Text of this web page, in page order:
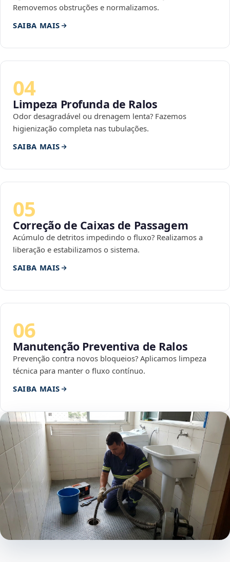
Removemos obstruções e normalizamos.
SAIBA MAIS
04
Limpeza Profunda de Ralos
Odor desagradável ou drenagem lenta? Fazemos
higienização completa nas tubulações.
SAIBA MAIS
05
Correção de Caixas de Passagem
Acúmulo de detritos impedindo o fluxo? Realizamos a
liberação e estabilizamos o sistema.
SAIBA MAIS
06
Manutenção Preventiva de Ralos
Prevenção contra novos bloqueios? Aplicamos limpeza
técnica para manter o fluxo contínuo.
SAIBA MAIS